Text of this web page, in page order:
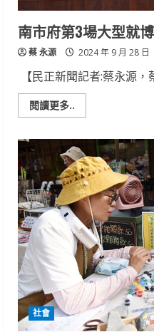
南市府第3場大型就
蔡 永源 2024 年 9 月 28 日
【民正新聞記者:蔡永源，
閱讀更多..
more
市
府
第
3
場
大
型
就
博
會
於
東
區
慈
幼
工
商
登
場
社會